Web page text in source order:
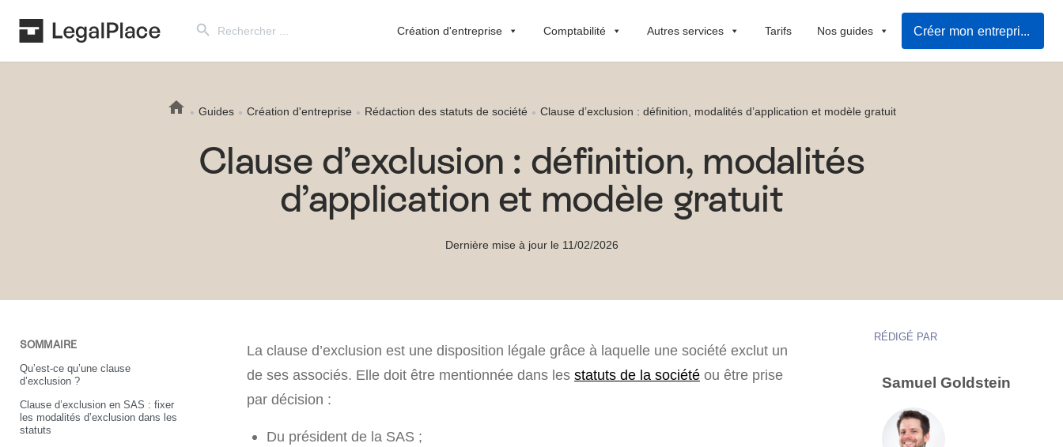
for:
Création d'entreprise Comptabilité Autres services Tarifs Nos guides Créer mon entreprise
Guides Création d'entreprise Rédaction des statuts de société Clause d’exclusion : définition, modalités d’application et modèle gratuit
Clause d’exclusion : définition, modalités
d’application et modèle gratuit
Dernière mise à jour le 11/02/2026
SOMMAIRE
Qu’est-ce qu’une clause
d’exclusion ?
Clause d’exclusion en SAS : fixer
les modalités d’exclusion dans les
statuts
La clause d’exclusion est une disposition légale grâce à laquelle une société exclut un
de ses associés. Elle doit être mentionnée dans les statuts de la société ou être prise
par décision :
Du président de la SAS ;
RÉDIGÉ PAR
Samuel Goldstein